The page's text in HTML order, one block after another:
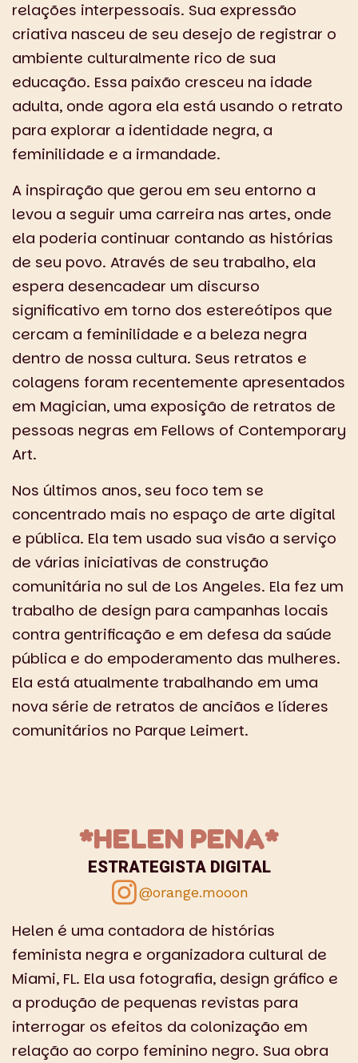
relações interpessoais. Sua expressão
criativa nasceu de seu desejo de registrar o
ambiente culturalmente rico de sua
educação. Essa paixão cresceu na idade
adulta, onde agora ela está usando o retrato
para explorar a identidade negra, a
feminilidade e a irmandade.
A inspiração que gerou em seu entorno a
levou a seguir uma carreira nas artes, onde
ela poderia continuar contando as histórias
de seu povo. Através de seu trabalho, ela
espera desencadear um discurso
significativo em torno dos estereótipos que
cercam a feminilidade e a beleza negra
dentro de nossa cultura. Seus retratos e
colagens foram recentemente apresentados
em Magician, uma exposição de retratos de
pessoas negras em Fellows of Contemporary
Art.
Nos últimos anos, seu foco tem se
concentrado mais no espaço de arte digital
e pública. Ela tem usado sua visão a serviço
de várias iniciativas de construção
comunitária no sul de Los Angeles. Ela fez um
trabalho de design para campanhas locais
contra gentrificação e em defesa da saúde
pública e do empoderamento das mulheres.
Ela está atualmente trabalhando em uma
nova série de retratos de anciãos e líderes
comunitários no Parque Leimert.
*HELEN PENA*
ESTRATEGISTA DIGITAL
@orange.mooon
Helen é uma contadora de histórias
feminista negra e organizadora cultural de
Miami, FL. Ela usa fotografia, design gráfico e
a produção de pequenas revistas para
interrogar os efeitos da colonização em
relação ao corpo feminino negro. Sua obra